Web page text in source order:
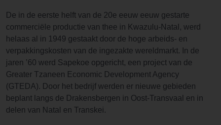
De in de eerste helft van de 20e eeuw eeuw gestarte
commerciële productie van thee in Kwazulu-Natal, werd
helaas al in 1949 gestaakt door de hoge arbeids- en
verpakkingskosten van de ingezakte wereldmarkt. In de
jaren ’60 werd Sapekoe opgericht, een project van de
Greater Tzaneen Economic Development Agency
(GTEDA). Door het bedrijf werden er nieuwe gebieden
beplant langs de Drakensbergen in Oost-Transvaal en in
delen van Natal en Transkei.